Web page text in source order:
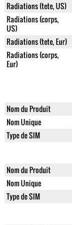
Radiations (tete, US)
Radiations (corps,
US)
Radiations (tete, Eur)
Radiations (corps,
Eur)
Nom du Produit
Nom Unique
Type de SIM
Nom du Produit
Nom Unique
Type de SIM